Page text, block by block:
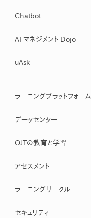
Chatbot
AI マネジメント Dojo
uAsk
ラーニングプラットフォーム
データセンター
OJTの教育と学習
アセスメント
ラーニングサークル
セキュリティ